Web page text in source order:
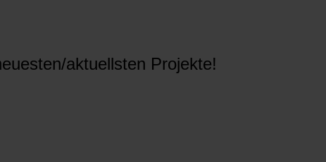
aktuellsten Projekte!